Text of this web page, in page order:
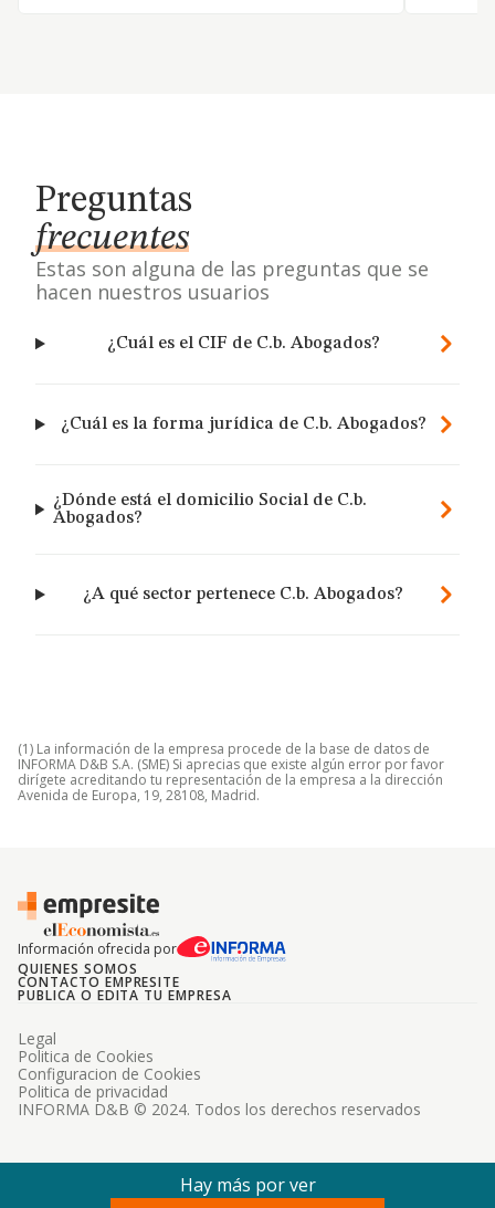
Preguntas
frecuentes
Estas son alguna de las preguntas que se
hacen nuestros usuarios
¿Cuál es el CIF de C.b. Abogados?
¿Cuál es la forma jurídica de C.b. Abogados?
¿Dónde está el domicilio Social de C.b.
Abogados?
¿A qué sector pertenece C.b. Abogados?
(1) La información de la empresa procede de la base de datos de
INFORMA D&B S.A. (SME) Si aprecias que existe algún error por favor
dirígete acreditando tu representación de la empresa a la dirección
Avenida de Europa, 19, 28108, Madrid.
Información ofrecida por
QUIENES SOMOS
CONTACTO EMPRESITE
PUBLICA O EDITA TU EMPRESA
INFORMA D&B © 2024. Todos los derechos reservados
Legal
Politica de Cookies
Configuracion de Cookies
Politica de privacidad
Hay más por ver